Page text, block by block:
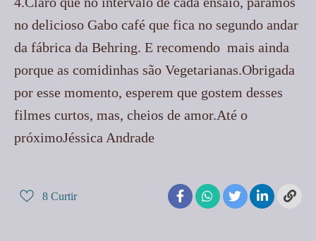
no delicioso Gabo café que fica no segundo andar
da fábrica da Behring. E recomendo mais ainda
porque as comidinhas são Vegetarianas.Obrigada
por esse momento, esperem que gostem desses
filmes curtos, mas, cheios de amor.Até o
próximoJéssica Andrade
8 Curtir